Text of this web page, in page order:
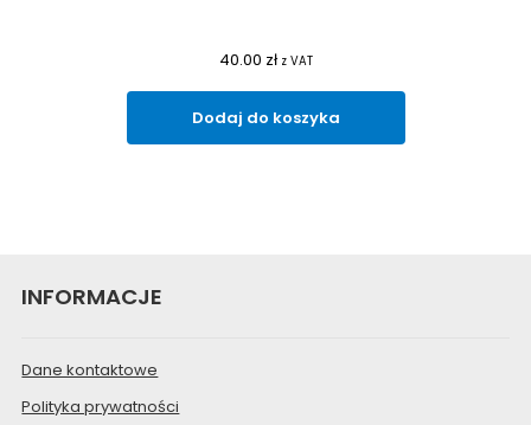
40.00 zł z VAT
Dodaj do koszyka
INFORMACJE
Dane kontaktowe
Polityka prywatności